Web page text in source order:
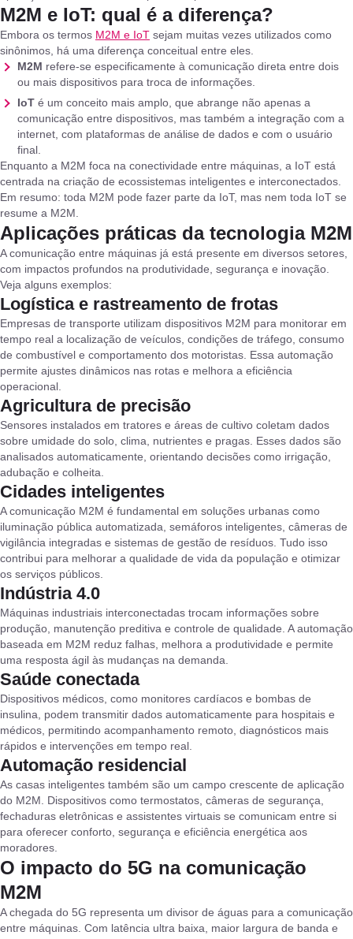
M2M e IoT: qual é a diferença?
Embora os termos M2M e IoT sejam muitas vezes utilizados como
sinônimos, há uma diferença conceitual entre eles.
M2M refere-se especificamente à comunicação direta entre dois
ou mais dispositivos para troca de informações.
IoT é um conceito mais amplo, que abrange não apenas a
comunicação entre dispositivos, mas também a integração com a
internet, com plataformas de análise de dados e com o usuário
final.
Enquanto a M2M foca na conectividade entre máquinas, a IoT está
centrada na criação de ecossistemas inteligentes e interconectados.
Em resumo: toda M2M pode fazer parte da IoT, mas nem toda IoT se
resume a M2M.
Aplicações práticas da tecnologia M2M
A comunicação entre máquinas já está presente em diversos setores,
com impactos profundos na produtividade, segurança e inovação.
Veja alguns exemplos:
Logística e rastreamento de frotas
Empresas de transporte utilizam dispositivos M2M para monitorar em
tempo real a localização de veículos, condições de tráfego, consumo
de combustível e comportamento dos motoristas. Essa automação
permite ajustes dinâmicos nas rotas e melhora a eficiência
operacional.
Agricultura de precisão
Sensores instalados em tratores e áreas de cultivo coletam dados
sobre umidade do solo, clima, nutrientes e pragas. Esses dados são
analisados automaticamente, orientando decisões como irrigação,
adubação e colheita.
Cidades inteligentes
A comunicação M2M é fundamental em soluções urbanas como
iluminação pública automatizada, semáforos inteligentes, câmeras de
vigilância integradas e sistemas de gestão de resíduos. Tudo isso
contribui para melhorar a qualidade de vida da população e otimizar
os serviços públicos.
Indústria 4.0
Máquinas industriais interconectadas trocam informações sobre
produção, manutenção preditiva e controle de qualidade. A automação
baseada em M2M reduz falhas, melhora a produtividade e permite
uma resposta ágil às mudanças na demanda.
Saúde conectada
Dispositivos médicos, como monitores cardíacos e bombas de
insulina, podem transmitir dados automaticamente para hospitais e
médicos, permitindo acompanhamento remoto, diagnósticos mais
rápidos e intervenções em tempo real.
Automação residencial
As casas inteligentes também são um campo crescente de aplicação
do M2M. Dispositivos como termostatos, câmeras de segurança,
fechaduras eletrônicas e assistentes virtuais se comunicam entre si
para oferecer conforto, segurança e eficiência energética aos
moradores.
O impacto do 5G na comunicação
M2M
A chegada do 5G representa um divisor de águas para a comunicação
entre máquinas. Com latência ultra baixa, maior largura de banda e